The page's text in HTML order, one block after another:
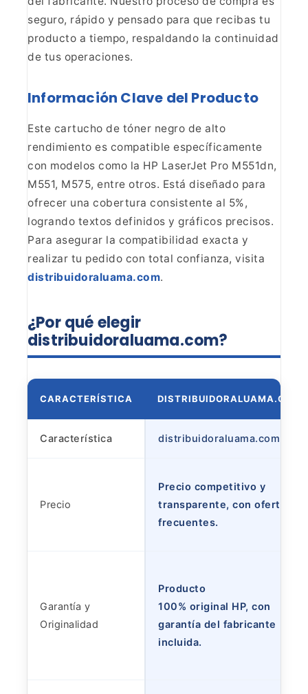
seguro, rápido y pensado para que recibas tu
producto a tiempo, respaldando la continuidad
de tus operaciones.
Información Clave del Producto
Este cartucho de tóner negro de alto
rendimiento es compatible específicamente
con modelos como la HP LaserJet Pro M551dn,
M551, M575, entre otros. Está diseñado para
ofrecer una cobertura consistente al 5%,
logrando textos definidos y gráficos precisos.
Para asegurar la compatibilidad exacta y
realizar tu pedido con total confianza, visita
distribuidoraluama.com.
¿Porqué elegir
distribuidoraluama.com?
CARACTERÍSTICA DISTRIBUIDORALUAMA.COM
Característica distribuidoraluama.com
Precio
Precio competitivo y
transparente, con ofertas
frecuentes.
Garantía y
Originalidad
Producto
100% original HP, con
garantía del fabricante
incluida.